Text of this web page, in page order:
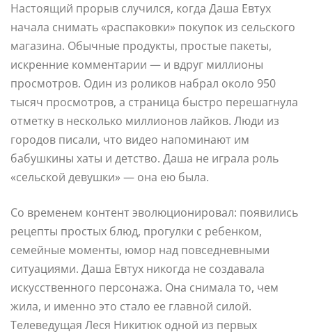
Настоящий прорыв случился, когда Даша Евтух
начала снимать «распаковки» покупок из сельского
магазина. Обычные продукты, простые пакеты,
искренние комментарии — и вдруг миллионы
просмотров. Один из роликов набрал около 950
тысяч просмотров, а страница быстро перешагнула
отметку в несколько миллионов лайков. Люди из
городов писали, что видео напоминают им
бабушкины хаты и детство. Даша не играла роль
«сельской девушки» — она ею была.
Со временем контент эволюционировал: появились
рецепты простых блюд, прогулки с ребенком,
семейные моменты, юмор над повседневными
ситуациями. Даша Евтух никогда не создавала
искусственного персонажа. Она снимала то, чем
жила, и именно это стало ее главной силой.
Телеведущая Леся Никитюк одной из первых